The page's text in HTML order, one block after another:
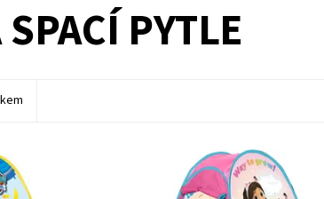
PYTLE
ks
Dostupnost: Skladem>3 ks
11835